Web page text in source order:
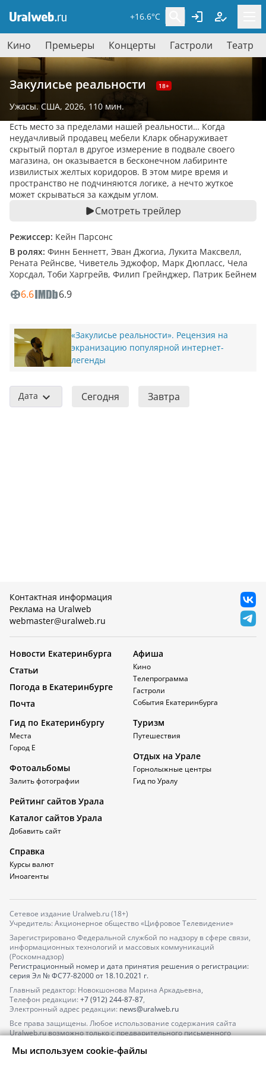
+16.6°C
Кино Премьеры Концерты Гастроли Театр
Закулисье реальности 18+
Ужасы. США, 2026, 110 мин.
Есть место за пределами нашей реальности… Когда
неудачливый продавец мебели Кларк обнаруживает
скрытый портал в другое измерение в подвале своего
магазина, он оказывается в бесконечном лабиринте
извилистых желтых коридоров. В этом мире время и
пространство не подчиняются логике, а нечто жуткое
может скрываться за каждым углом.
Смотреть трейлер
Режиссер: Кейн Парсонс
В ролях: Финн Беннетт, Эван Джогиа, Лукита Максвелл,
Рената Рейнсве, Чиветель Эджофор, Марк Дюпласс, Чела
Хорсдал, Тоби Харгрейв, Филип Грейнджер, Патрик Бейнем
6.6 6.9
«Закулисье реальности». Рецензия на
экранизацию популярной интернет-
легенды
Дата Сегодня Завтра
Контактная информация
Реклама на Uralweb
webmaster@uralweb.ru
Новости Екатеринбурга
Статьи
Погода в Екатеринбурге
Почта
Афиша
Кино
Телепрограмма
Гастроли
События Екатеринбурга
Гид по Екатеринбургу
Места
Город Е
Фотоальбомы
Залить фотографии
Туризм
Путешествия
Отдых на Урале
Горнолыжные центры
Гид по Уралу
Рейтинг сайтов Урала
Каталог сайтов Урала
Добавить сайт
Справка
Курсы валют
Иноагенты
Сетевое издание Uralweb.ru (18+)
Учредитель: Акционерное общество «Цифровое Телевидение»
Зарегистрировано Федеральной службой по надзору в сфере связи,
информационных технологий и массовых коммуникаций
(Роскомнадзор)
Регистрационный номер и дата принятия решения о регистрации:
серия Эл № ФС77-82000от 18.10.2021 г.
Главный редактор: Новокшонова Марина Аркадьевна,
Телефон редакции: +7 (912) 244-87-87,
Электронный адрес редакции: news@uralweb.ru
Все права защищены. Любое использование содержания сайта
Uralweb.ru возможно только с предварительного письменного
По вопросам размещения рекламы обращайтесь по тел.
Мы используем cookie-файлы